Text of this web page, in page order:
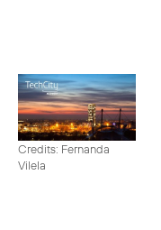
Credits: Fernanda
Vilela